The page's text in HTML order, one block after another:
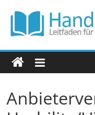
Inhalt
springen
Leitfaden
für